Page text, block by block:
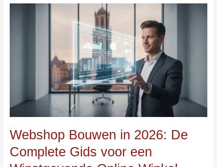
Webshop Bouwen in 2026: De
Complete Gids voor een
Winstgevende
Online